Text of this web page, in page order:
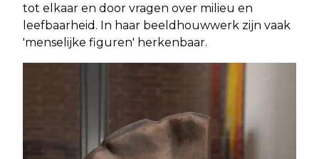
tot elkaar en door vragen over milieu en
leefbaarheid. In haar beeldhouwwerk zijn vaak
'menselijke figuren' herkenbaar.